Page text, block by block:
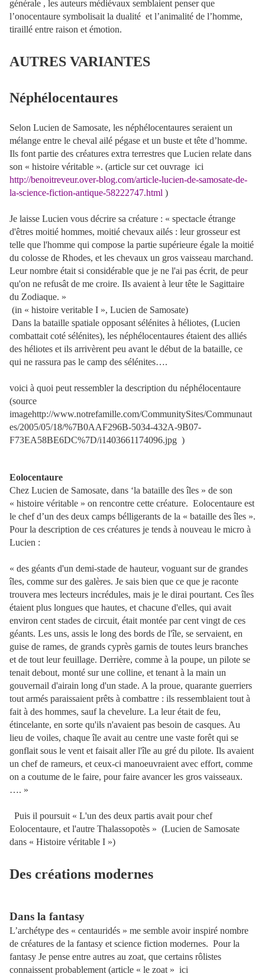
générale , les auteurs médiévaux semblaient penser que
l’onocentaure symbolisait la dualité et l’animalité de l’homme,
tiraillé entre raison et émotion.
AUTRES VARIANTES
Néphélocentaures
Selon Lucien de Samosate, les néphélocentaures seraient un
mélange entre le cheval ailé pégase et un buste et tête d’homme.
Ils font partie des créatures extra terrestres que Lucien relate dans
son « histoire véritable ». (article sur cet ouvrage ici
http://benoitreveur.over-blog.com/article-lucien-de-samosate-de-
la-science-fiction-antique-58222747.html )
Je laisse Lucien vous décrire sa créature : « spectacle étrange
d'êtres moitié hommes, moitié chevaux ailés : leur grosseur est
telle que l'homme qui compose la partie supérieure égale la moitié
du colosse de Rhodes, et les chevaux un gros vaisseau marchand.
Leur nombre était si considérable que je ne l'ai pas écrit, de peur
qu'on ne refusât de me croire. Ils avaient à leur tête le Sagittaire
du Zodiaque. »
(in « histoire veritable I », Lucien de Samosate)
Dans la bataille spatiale opposant sélénites à héliotes, (Lucien
combattait coté sélénites), les néphélocentaures étaient des alliés
des héliotes et ils arrivèrent peu avant le début de la bataille, ce
qui ne rassura pas le camp des sélénites….
voici à quoi peut ressembler la description du néphélocentaure
(source
imagehttp://www.notrefamille.com/CommunitySites/Communaut
es/2005/05/18/%7B0AAF296B-5034-432A-9B07-
F73EA58BE6DC%7D/i1403661174096.jpg )
Eolocentaure
Chez Lucien de Samosate, dans ‘la bataille des îles » de son
« histoire véritable » on rencontre cette créature. Eolocentaure est
le chef d’un des deux camps bélligerants de la « bataille des îles ».
Pour la description de ces créatures je tends à nouveau le micro à
Lucien :
« des géants d'un demi-stade de hauteur, voguant sur de grandes
îles, comme sur des galères. Je sais bien que ce que je raconte
trouvera mes lecteurs incrédules, mais je le dirai pourtant. Ces îles
étaient plus longues que hautes, et chacune d'elles, qui avait
environ cent stades de circuit, était montée par cent vingt de ces
géants. Les uns, assis le long des bords de l'île, se servaient, en
guise de rames, de grands cyprès garnis de toutes leurs branches
et de tout leur feuillage. Derrière, comme à la poupe, un pilote se
tenait debout, monté sur une colline, et tenant à la main un
gouvernail d'airain long d'un stade. A la proue, quarante guerriers
tout armés paraissaient prêts à combattre : ils ressemblaient tout à
fait à des hommes, sauf la chevelure. La leur était de feu,
étincelante, en sorte qu'ils n'avaient pas besoin de casques. Au
lieu de voiles, chaque île avait au centre une vaste forêt qui se
gonflait sous le vent et faisait aller l'île au gré du pilote. Ils avaient
un chef de rameurs, et ceux-ci manoeuvraient avec effort, comme
on a coutume de le faire, pour faire avancer les gros vaisseaux.
…. »
Puis il poursuit « L'un des deux partis avait pour chef
Eolocentaure, et l'autre Thalassopotès » (Lucien de Samosate
dans « Histoire véritable I »)
Des créations modernes
Dans la fantasy
L’archétype des « centauridés » me semble avoir inspiré nombre
de créatures de la fantasy et science fiction modernes. Pour la
fantasy Je pense entre autres au zoat, que certains rôlistes
connaissent probablement (article « le zoat » ici